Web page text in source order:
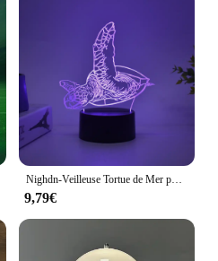
Nighdn-Veilleuse Tortue de Mer pour Chambre d'Enfant, Lampe Icide 3D Proxy, 7 Couleurs, Cadeaux Créatifs d'Anniversaire et de Noël pour Tout-Petits
9,79€